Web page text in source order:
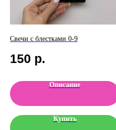
Свечи с блестками 0-9
150 р.
Описание
Купить